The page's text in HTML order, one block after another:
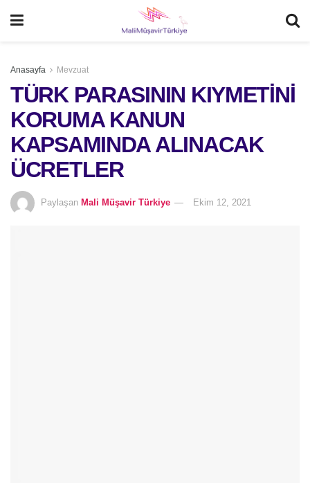
Anasayfa Mevzuat
TÜRK PARASININ KIYMETİNİ
KORUMA KANUN
KAPSAMINDA ALINACAK
ÜCRETLER
Paylaşan Mali Müşavir Türkiye Ekim 12, 2021